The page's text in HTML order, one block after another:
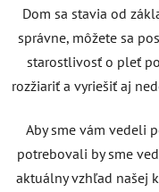
Dom sa stavia od
správne, môžete sa
starostlivosť o pleť
rozžiariť a vyriešiť aj
Aby sme vám vedeli
potrebovali by sme
aktuálny vzhľad našej